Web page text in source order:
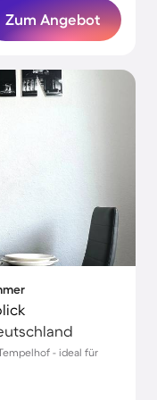
Zum Angebot
- ideal für